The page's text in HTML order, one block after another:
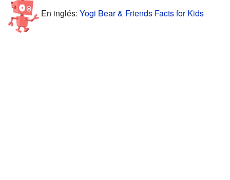
En inglés: Yogi Bear & Friends Facts for Kids